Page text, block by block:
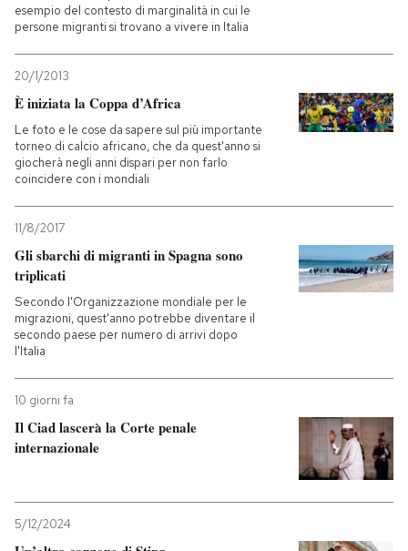
esempio del contesto di marginalità in cui le
persone migranti si trovano a vivere in Italia
20/1/2013
È iniziata la Coppa d’Africa
Le foto e le cose da sapere sul più importante
torneo di calcio africano, che da quest'anno si
giocherà negli anni dispari per non farlo
coincidere con i mondiali
11/8/2017
Gli sbarchi di migranti in Spagna sono
triplicati
Secondo l'Organizzazione mondiale per le
migrazioni, quest'anno potrebbe diventare il
secondo paese per numero di arrivi dopo
l'Italia
10 giorni fa
Il Ciad lascerà la Corte penale
internazionale
5/12/2024